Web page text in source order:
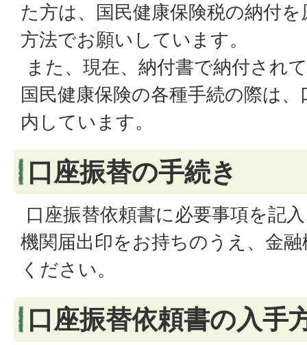
た方は、国民健康保険税の納付
方法でお願いしています。
また、現在、納付書で納付され
国民健康保険の各種手続の際は
内しています。
口座振替の手続き
口座振替依頼書に必要事項を記
機関届出印をお持ちのうえ、金
ください。
口座振替依頼書の入手